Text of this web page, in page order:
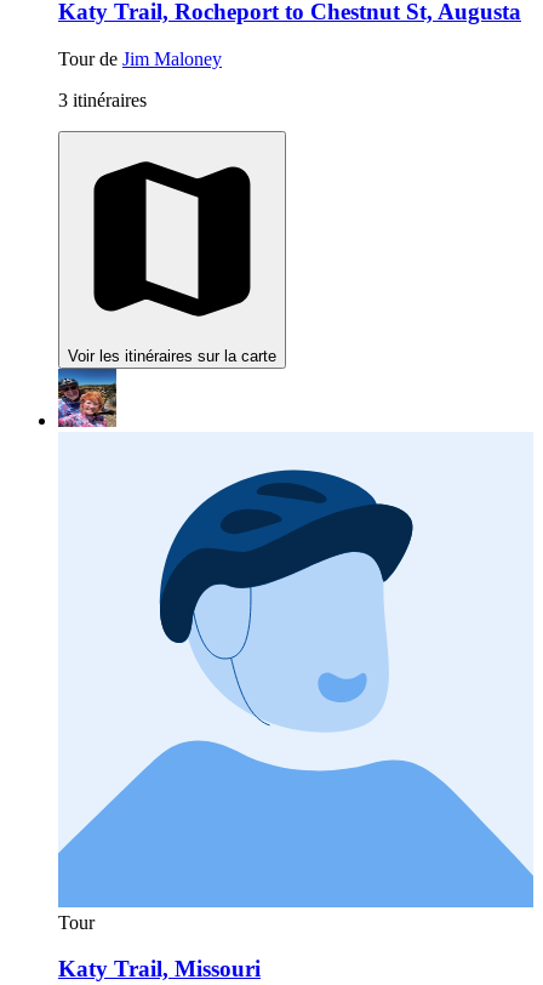
Katy Trail, Rocheport to Chestnut St, Augusta
Tour de Jim Maloney
3 itinéraires
Voir les itinéraires sur la carte
Tour
Katy Trail, Missouri